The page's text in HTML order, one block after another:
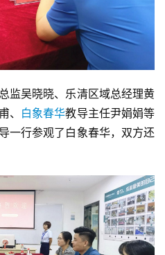
监吴晓晓、乐清区域总经理黄
、 白象春华教导主任尹娟娟等
一行参观了白象春华，双方还